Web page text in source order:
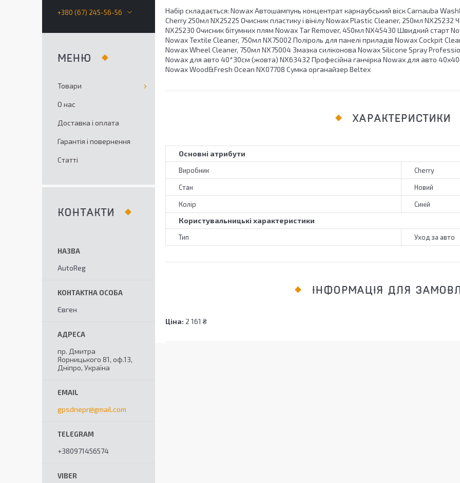
Набір складається: Nowax Автошампунь концентрат карнаубський віск Carnauba
Cherry 250мл NX25225 Очисник пластику і вінілу Nowax Plastic Cleaner, 250мл
NX25230 Очисник бітумних плям Nowax Tar Remover, 450мл NX45430 Швидкий старт
Nowax Textile Cleaner, 750мл NX75002 Поліроль для панелі приладів Nowax Cockpit
Nowax Wheel Cleaner, 750мл NX75004 Змазка силіконова Nowax Silicone Spray
Nowax для авто 40*30см (жовта) NX63432 Професійна ганчірка Nowax для авто
Nowax Wood&Fresh Ocean NX07708 Сумка органайзер Beltex
ХАРАКТЕРИСТИКИ
Основні атрибути
Виробник Cherry
Стан Новий
Колір Синій
Користувальницькі характеристики
Тип Уход за авто
ІНФОРМАЦІЯ ДЛЯ
Ціна: 2 161 ₴
+380 (67) 245-56-56
Товари
О нас
Доставка і оплата
Гарантія і повернення
Статті
КОНТАКТИ
AutoReg
Євген
пр. Дмитра
Яорницького 81, оф.13,
Дніпро, Україна
gpsdnepr@gmail.com
+380971456574